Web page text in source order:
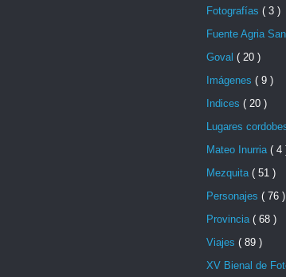
Fotografías ( 3 )
Fuente Agria
Goval ( 20 )
Imágenes ( 9 )
Indices ( 20 )
Lugares
Mateo Inurria ( 4
Mezquita ( 51 )
Personajes ( 76 )
Provincia ( 68 )
Viajes ( 89 )
XV Bienal de